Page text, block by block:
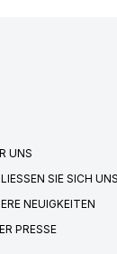
UNS
SIE SICH
NEUIGKEITEN
PRESSE